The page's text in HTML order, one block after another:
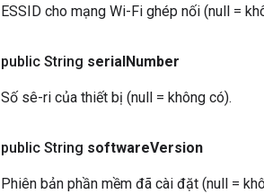
ESSID cho mạng Wi-Fi ghép nối (null =
public String serialNumber
Số sê-ri của thiết bị (null = không có).
public String softwareVersion
Phiên bản phần mềm đã cài đặt (null =